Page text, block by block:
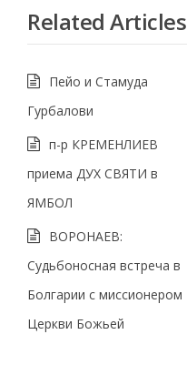
Related Articles
Пейо и Стамуда
Гурбалови
п-р КРЕМЕНЛИЕВ
приема ДУХ СВЯТИ в
ЯМБОЛ
ВОРОНАЕВ:
Судьбоносная встреча в
Болгарии с миссионером
Церкви Божьей